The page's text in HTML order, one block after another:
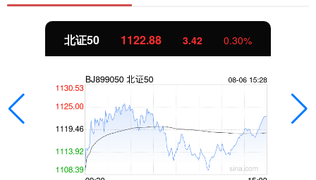
北证50 1122.88 3.42 0.30%